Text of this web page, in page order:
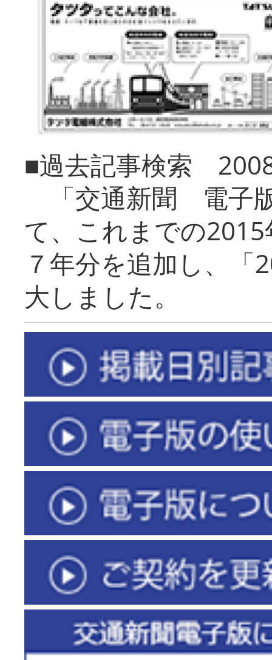
■過去記事検索
「交通新聞 電子
て、これまでの
７年分を追加し、「
大しまし